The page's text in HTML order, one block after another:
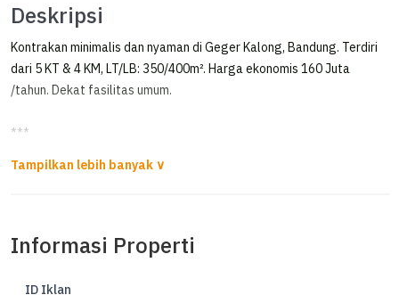
Deskripsi
Kontrakan minimalis dan nyaman di Geger Kalong, Bandung. Terdiri
dari 5 KT & 4 KM, LT/LB: 350/400m². Harga ekonomis 160 Juta
/tahun. Dekat fasilitas umum.
***
Rumah cantik siap huni ( baru renovasi ) di Gegerkalong Girang
Informasi Properti
ID Iklan